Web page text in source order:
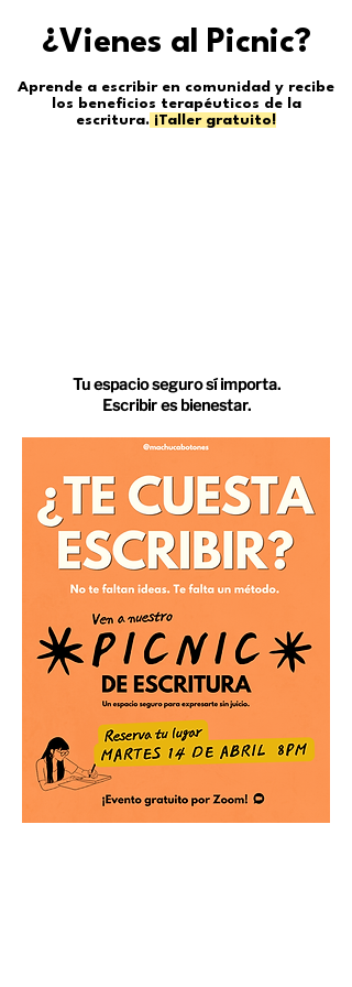
¿Vienes al Picnic?
Aprende a escribir en comunidad y recibe
los beneficios terapéuticos de la
escritura. ¡Taller gratuito!
Tu espacio seguro sí importa.
Escribir es bienestar.